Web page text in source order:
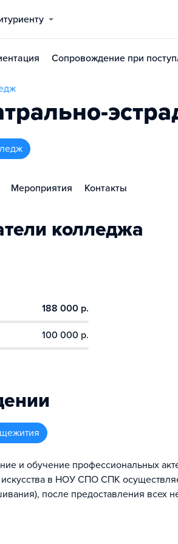
Сопровождение при
Мероприятия Контакты
колледжа
188 000 р.
100 000 р.
и обучение профессиональных
искусства в НОУ СПО СПК
после предоставления всех